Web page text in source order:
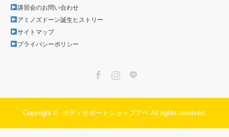
講習会のお問い合わせ
アミノズドーン誕生ヒストリー
サイトマップ
プライバシーポリシー
Copyright © ボディサポートショップアベAll rights reserved.